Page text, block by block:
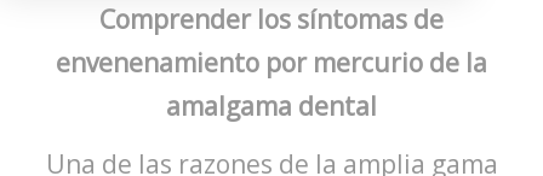
Comprender los síntomas de
envenenamiento por mercurio de la
amalgama dental
Una de las razones de la amplia gama